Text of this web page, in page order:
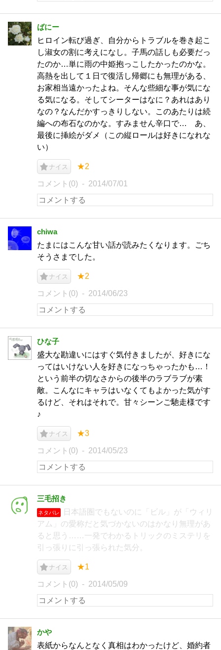
ばにー
ヒロイン転び過ぎ、自分からトラブルを巻き起こ
し淑女の割に考えになし。子馬の話しも必要だっ
たのか…単に雨の中姫抱っこしたかったのかな。
高熱を出して１日で復活し帰郷にも無理がある、
お家相当遠かったよね。そんな些細な事が気にな
る気になる。そしてシーターはなに？あれはあり
なの？なんだかすっきりしない。このあたりは続
編への布石なのかな。すみません辛口で… あ、
最後に挿絵がダメ（この縦ロールは好きになれな
い）
ナイス ★2
コメント(0) 2014/07/01
chiwa
たまにはこんな甘い話が読みたくなります。ごち
そうさまでした。
ナイス ★2
コメント(0) 2014/06/23
ひな子
盛大な勘違いにはすぐ気付きましたが、好きにな
ってはいけない人を好きになっちゃったかも…！
という前半の切なさからの後半のラブラブが素
敵。こんなにキャラはいなくてもよかった気がす
るけど、それはそれで。甘々シーンご馳走様です
♪
ナイス ★3
コメント(0) 2014/05/23
三毛招き
ネタバレ
日本語圏でもないのに「ビル」が「ウィリ
アム」の愛称だと気づかないのはかなり無理があ
ると思う……一発でわかるトリックのミステリを
引っ張りに引っ張られた気分。
ナイス ★1
コメント(0) 2014/05/09
かや
表紙からなんとなく真相はわかったけど、婚約者